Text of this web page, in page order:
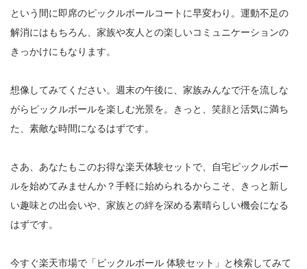
という間に即席のピックルボールコートに早変わり。運動不足の
解消にはもちろん、家族や友人との楽しいコミュニケーションの
きっかけにもなります。
想像してみてください。週末の午後に、家族みんなで汗を流しな
がらピックルボールを楽しむ光景を。きっと、笑顔と活気に満ち
た、素敵な時間になるはずです。
さあ、あなたもこのお得な楽天体験セットで、自宅ピックルボー
ルを始めてみませんか？手軽に始められるからこそ、きっと新し
い趣味との出会いや、家族との絆を深める素晴らしい機会になる
はずです。
今すぐ楽天市場で「ピックルボール 体験セット」と検索してみて